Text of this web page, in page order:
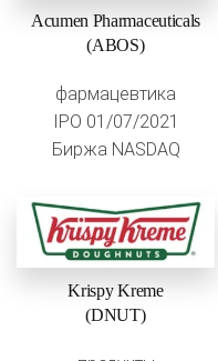
Acumen Pharmaceuticals
(ABOS)
фармацевтика
IPO 01/07/2021
Биржа NASDAQ
Krispy Kreme
(DNUT)